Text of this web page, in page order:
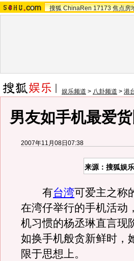
搜狐 ChinaRen 17173 焦点房
娱乐频道 > 八卦频道 > 港
男友如手机最爱
2007年11月08日07:38
来源：搜狐娱
有台湾可爱主之称
在湾仔举行的手机活动
机习惯的杨丞琳直言现
如换手机般贪新鲜时，
限于思想上。